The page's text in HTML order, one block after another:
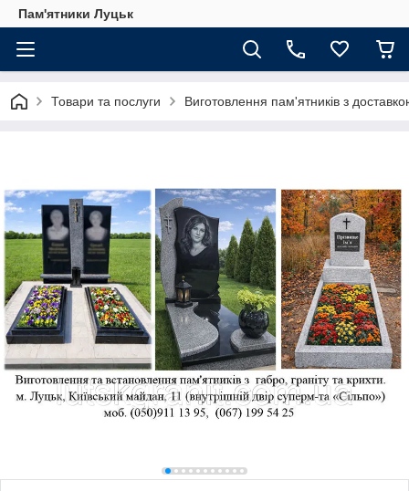
Пам'ятники Луцьк
Товари та послуги Виготовлення пам'ятників з